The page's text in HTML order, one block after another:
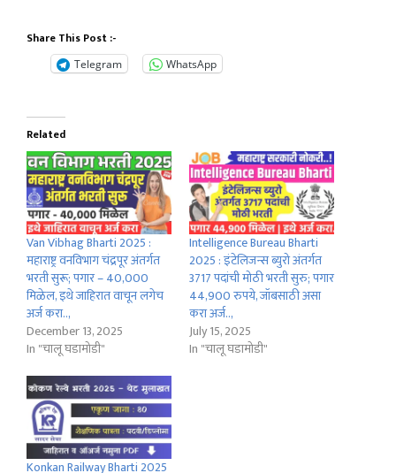
Share This Post :-
Telegram WhatsApp
Related
Van Vibhag Bharti 2025 :
महाराष्ट्र वनविभाग चंद्रपूर अंतर्गत
भरती सुरू; पगार – 40,000
मिळेल, इथे जाहिरात वाचून लगेच
अर्ज करा..,
December 13, 2025
In "चालू घडामोडी"
Intelligence Bureau Bharti
2025 : इंटेलिजन्स ब्युरो अंतर्गत
3717 पदांची मोठी भरती सुरु; पगार
44,900 रुपये, जॉबसाठी असा
करा अर्ज..,
July 15, 2025
In "चालू घडामोडी"
Konkan Railway Bharti 2025